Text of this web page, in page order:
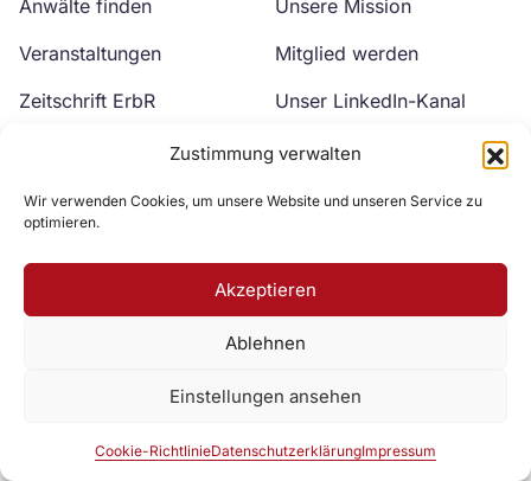
Zustimmung verwalten
Wir verwenden Cookies, um unsere Website und unseren Service zu
optimieren.
Akzeptieren
Ablehnen
Einstellungen ansehen
Cookie-RichtlinieDatenschutzerklärungImpressum
Anwälte finden
Veranstaltungen
Zeitschrift ErbR
Unsere Mission
Mitglied werden
Unser LinkedIn-Kanal
Unser YouTube-Kanal
Zur DAV Webseite